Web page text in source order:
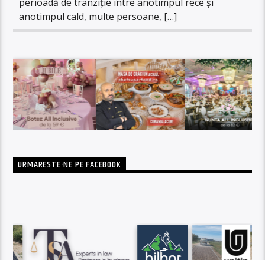
anotimpul cald, multe persoane, […]
URMARESTE-NE PE FACEBOOK